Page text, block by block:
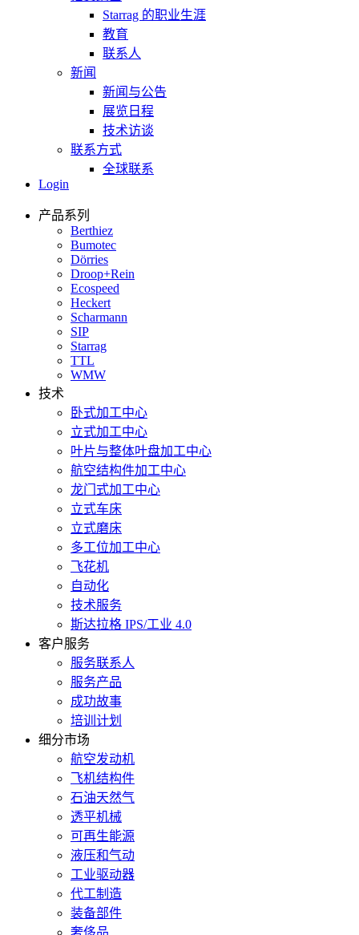
Starrag 的职业生涯
教育
联系人
新闻
新闻与公告
展览日程
技术访谈
联系方式
全球联系
Login
产品系列
Berthiez
Bumotec
Dörries
Droop+Rein
Ecospeed
Heckert
Scharmann
SIP
Starrag
TTL
WMW
技术
卧式加工中心
立式加工中心
叶片与整体叶盘加工中心
航空结构件加工中心
龙门式加工中心
立式车床
立式磨床
多工位加工中心
飞花机
自动化
技术服务
斯达拉格 IPS/工业 4.0
客户服务
服务联系人
服务产品
成功故事
培训计划
细分市场
航空发动机
飞机结构件
石油天然气
透平机械
可再生能源
液压和气动
工业驱动器
代工制造
装备部件
奢侈品